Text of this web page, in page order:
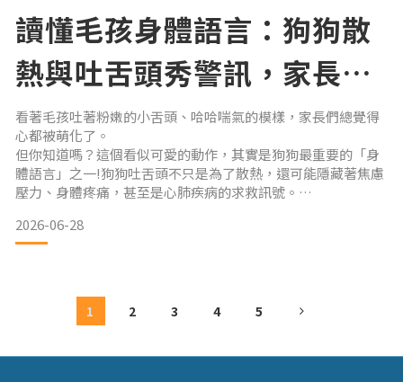
讀懂毛孩身體語言：狗狗散
熱與吐舌頭秀警訊，家長不
可不知的健康解密
看著毛孩吐著粉嫩的小舌頭、哈哈喘氣的模樣，家長們總覺得
心都被萌化了。
但你知道嗎？這個看似可愛的動作，其實是狗狗最重要的「身
體語言」之一!狗狗吐舌頭不只是為了散熱，還可能隱藏著焦慮
壓力、身體疼痛，甚至是心肺疾病的求救訊號。
心理機制，助你守護愛犬健康。一、 狗狗的天然空調：散熱系
統大揭密狗狗與人類的散熱機制完全不同。人類全身布滿汗
2026-06-28
1 2 3 4 5